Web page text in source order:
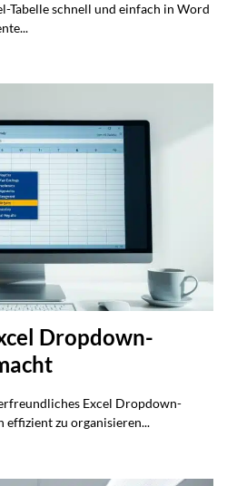
Tabelle schnell und einfach in Word
Dropdown-
Excel Dropdown-
effizient zu organisieren...